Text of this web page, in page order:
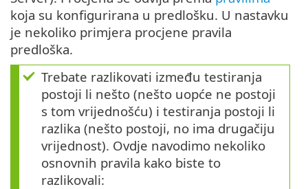
koja su konfigurirana u predlošku. U nastavku
je nekoliko primjera procjene pravila
predloška.
Trebate razlikovati između testiranja
postoji li nešto (nešto uopće ne postoji
s tom vrijednošću) i testiranja postoji li
razlika (nešto postoji, no ima drugačiju
vrijednost). Ovdje navodimo nekoliko
osnovnih pravila kako biste to
razlikovali: